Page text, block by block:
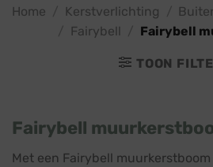
Home Kerstverlichting
Fairybell Fairybell
TOON
Fairybell
Met een Fairybell